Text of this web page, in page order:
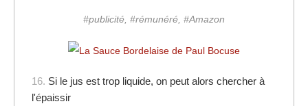
#publicité, #rémunéré, #Amazon
16. Si le jus est trop liquide, on peut alors chercher à
l'épaissir